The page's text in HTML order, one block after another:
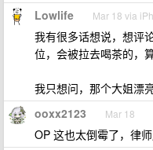
Lowlife Mar 18 via
我有很多话想说，想评
位，会被拉去喝茶的，算
我只想问，那个大姐漂
ooxx2123 Mar 18
OP 这也太倒霉了，律